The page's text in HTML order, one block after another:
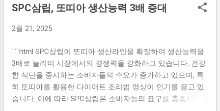
방하는 데에도 효과적입니다. 또한, 소비자에게 신뢰를 줄 수
밟은 식품 업계 패션 업계에서 시작된 품질 논란이 이제는 식
들은 대부분 안전성이나 품질과 관련이 있으며, 소비자들의
건강에 직결되는 사안이기 때문에 그 중요성이 더욱 부각되
고 있습니다. 과거 패션 아이템에서의 가품 논란과 마찬가지
로, 식품 업계에서도 저렴하지만 품질이 보장되지 않는 제품
들이 등장하고 있습니다. 이는...
나아가고 있다. 특히, 5년 내 3만 톤의 우리쌀 사용 목표는 전
주 산업의 경쟁력을 높이기 위한 보다 근본적인 노력의 일환
구도 함께 이뤄지고 있다. 이와 같은 정책은 전통주의 인지도
제고 및 소비자들의 관심을 유도한다. 전통주의 매력을 효과
적으로 전달함으로써, 국내는 물론 해외 시장에서도 성장할
수 있는 발판을 마련하고 있다. 따라서 정부의 이러한 정책과
지원은 전통주 산업 발전에 필수적이다. K푸드 수출 전략과
SPC삼립, 또띠아 생산능력 3배 증대
2월 21, 2025
```html SPC삼립이 또띠아 생산라인을 확장하여 생산능력을
3배로 늘리며 시장에서의 경쟁력을 강화하고 있습니다. 건강
한 식단을 중시하는 소비자들의 수요가 증가하고 있으며, 특
히 또띠아를 활용한 다이어트 조리법 영상이 인기를 끌고 있
습니다. 이에 따라 SPC삼립은 소비자들의 요구를 충족시키기